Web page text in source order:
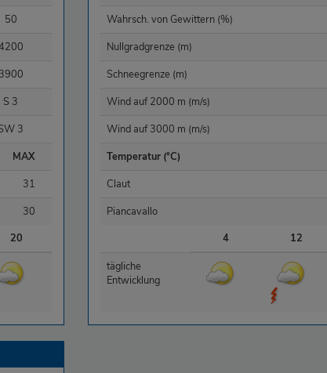
50
3900
S 3
3
MAX
31
30
20
Wahrsch. von Gewittern (%)
Nullgradgrenze (m)
Schneegrenze (m)
Wind auf 2000 m (m/s)
Wind auf 3000 m (m/s)
Temperatur (°C)
Claut
Piancavallo
4
12
tägliche
Entwicklung